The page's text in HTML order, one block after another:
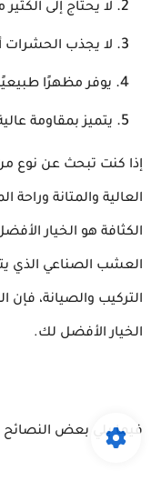
لا يحتاج إلى
لا يجذب الحشرات
يوفر مظهرًا
يتميز بمقاومة
إذا كنت تبحث عن نوع
العالية والمتانة
الكثافة هو الخيار
العشب الصناعي الذي
التركيب والصيانة،
الخيار الأفضل لك.
فيما يلي بعض النصائح